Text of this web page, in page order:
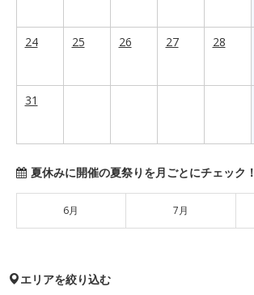
24 25 26 27 28
31
夏休みに開催の夏祭りを月ごとにチェック！
6月 7月
エリアを絞り込む